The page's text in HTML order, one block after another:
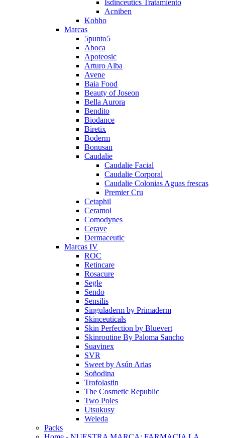
Isdinceutics Tratamiento
Acniben
Kobho
Marcas
5punto5
Aboca
Apoteosic
Arturo Alba
Avene
Baia Food
Beauty of Joseon
Bella Aurora
Bendito
Biodance
Biretix
Boderm
Bonusan
Caudalie
Caudalie Facial
Caudalie Corporal
Caudalie Colonias Aguas frescas
Premier Cru
Cetaphil
Ceramol
Comodynes
Cerave
Dermaceutic
Marcas IV
ROC
Retincare
Rosacure
Segle
Sendo
Sensilis
Singuladerm by Primaderm
Skinceuticals
Skin Perfection by Bluevert
Skinroutine By Paloma Sancho
Suavinex
SVR
Sweet by Asún Arias
Soñodina
Trofolastin
The Cosmetic Republic
Two Poles
Utsukusy
Weleda
Packs